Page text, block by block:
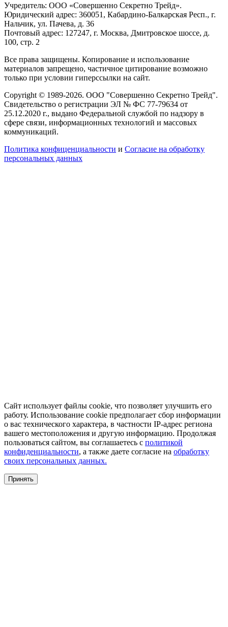
Учредитель: ООО «Совершенно Секретно Трейд».
Юридический адрес: 360051, Кабардино-Балкарская Респ., г.
Нальчик, ул. Пачева, д. 36
Почтовый адрес: 127247, г. Москва, Дмитровское шоссе, д.
100, стр. 2
Все права защищены. Копирование и использование
материалов запрещено, частичное цитирование возможно
только при условии гиперссылки на сайт.
Copyright © 1989-2026. ООО "Совершенно Секретно Трейд".
Свидетельство о регистрации ЭЛ № ФС 77-79634 от
25.12.2020 г., выдано Федеральной службой по надзору в
сфере связи, информационных технологий и массовых
коммуникаций.
Политика конфиценциальности и Согласие на обработку
персональных данных
Сайт использует файлы cookie, что позволяет улучшить его
работу. Использование cookie предполагает сбор информации
о вас технического характера, в частности IP-адрес региона
вашего местоположения и другую информацию. Продолжая
пользоваться сайтом, вы соглашаетесь с политикой
конфиденциальности, а также даете согласие на обработку
своих персональных данных.
Принять